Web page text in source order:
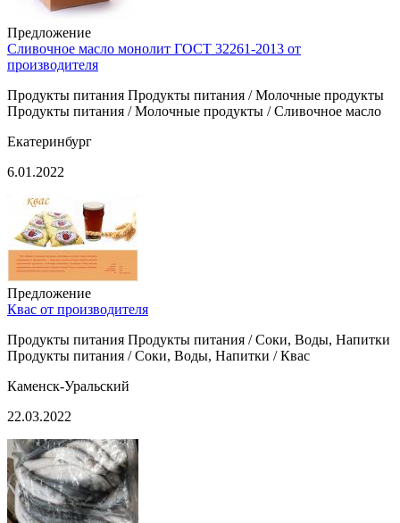
Предложение
Сливочное масло монолит ГОСТ 32261-2013 от
производителя
Продукты питания Продукты питания / Молочные продукты
Продукты питания / Молочные продукты / Сливочное масло
Екатеринбург
6.01.2022
Предложение
Квас от производителя
Продукты питания Продукты питания / Соки, Воды, Напитки
Продукты питания / Соки, Воды, Напитки / Квас
Каменск-Уральский
22.03.2022